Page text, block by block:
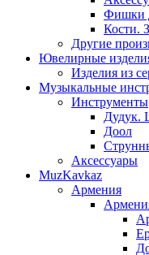
Фишки
Кости.
Другие
Ювелирные
Изделия из
Музыкальные
Инструменты
Дудук.
Доол
Аксессуары
MuzKavkaz
Армения